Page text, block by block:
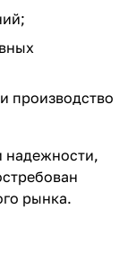
производство
надежности,
рынка.